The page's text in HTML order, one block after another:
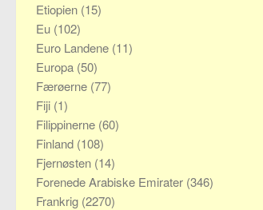
Etiopien (15)
Eu (102)
Euro Landene (11)
Europa (50)
Færøerne (77)
Fiji (1)
Filippinerne (60)
Finland (108)
Fjernøsten (14)
Forenede Arabiske Emirater (346)
Frankrig (2270)